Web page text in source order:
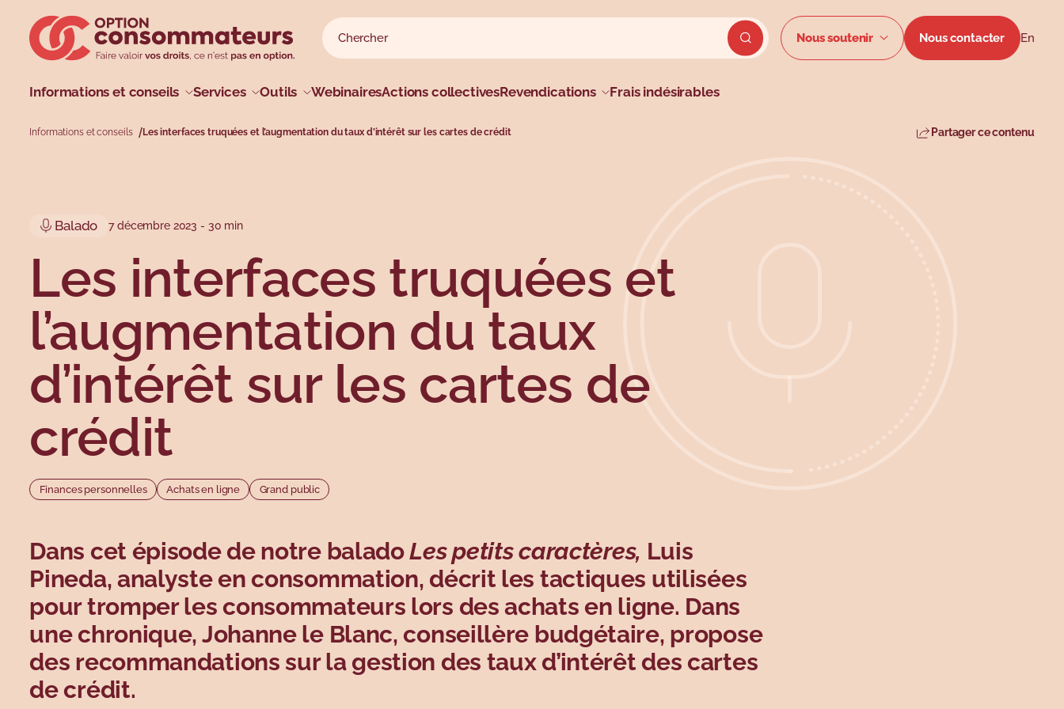
Rechercher sur le site
Rechercher
Envoyer la recherche du site
Menu
Nous soutenir Nous contacter En
Menu principal
Informations et conseils
Profils Sujets
Services Outils WebinairesActions collectivesRevendications
Types Sujets
Frais indésirables
Informations et conseils Les interfaces truquées et l’augmentation du taux d’intérêt sur les cartes de crédit Partager ce contenu
Balado 7 décembre 2023 - 30 min
Les interfaces truquées et
l’augmentation du taux
d’intérêt sur les cartes de
crédit
Finances personnelles Achats en ligne Grand public
Dans cet épisode de notre baladoLes petits caractères, Luis
Pineda, analyste en consommation, décrit les tactiques utilisées
pour tromper les consommateurs lors des achats en ligne. Dans
une chronique, Johanne le Blanc, conseillère budgétaire, propose
des recommandations sur la gestion des taux d’intérêt des cartes
de crédit.